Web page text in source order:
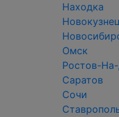
Находка
Омск
Ростов-
Саратов
Сочи